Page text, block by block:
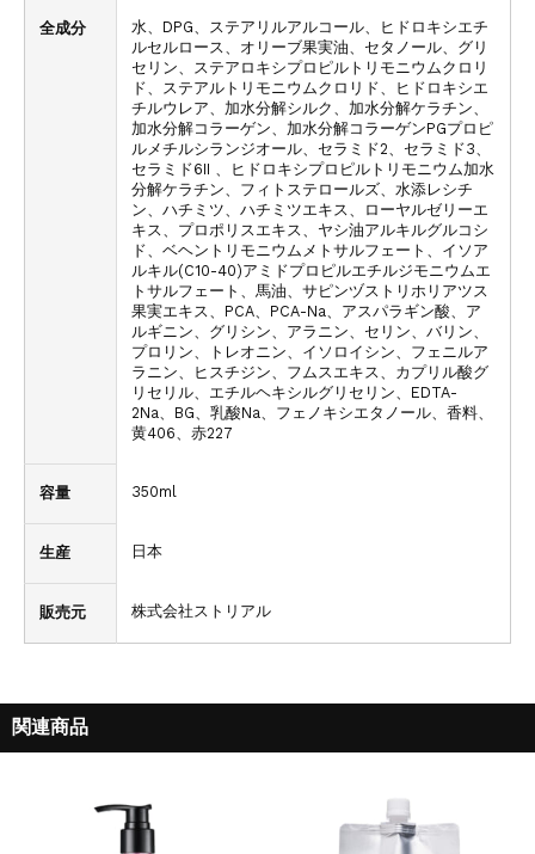
全成分
水、DPG、ステアリルアルコール、ヒドロキシエチ
ルセルロース、オリーブ果実油、セタノール、グリ
セリン、ステアロキシプロピルトリモニウムクロリ
ド、ステアルトリモニウムクロリド、ヒドロキシエ
チルウレア、加水分解シルク、加水分解ケラチン、
加水分解コラーゲン、加水分解コラーゲンPGプロピ
ルメチルシランジオール、セラミド2、セラミド3、
セラミド6II 、ヒドロキシプロピルトリモニウム加水
分解ケラチン、フィトステロールズ、水添レシチ
ン、ハチミツ、ハチミツエキス、ローヤルゼリーエ
キス、プロポリスエキス、ヤシ油アルキルグルコシ
ド、ベヘントリモニウムメトサルフェート、イソア
ルキル(C10-40)アミドプロピルエチルジモニウムエ
トサルフェート、馬油、サピンヅストリホリアツス
果実エキス、PCA、PCA-Na、アスパラギン酸、ア
ルギニン、グリシン、アラニン、セリン、バリン、
プロリン、トレオニン、イソロイシン、フェニルア
ラニン、ヒスチジン、フムスエキス、カプリル酸グ
リセリル、エチルヘキシルグリセリン、EDTA-
2Na、BG、乳酸Na、フェノキシエタノール、香料、
黄406、赤227
容量 350ml
生産 日本
販売元 株式会社ストリアル
関連商品